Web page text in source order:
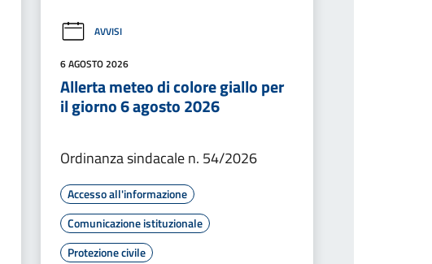
AVVISI
6 AGOSTO 2026
Allerta meteo di colore giallo per
il giorno 6 agosto 2026
Ordinanza sindacale n. 54/2026
Accesso all'informazione
Comunicazione istituzionale
Protezione civile